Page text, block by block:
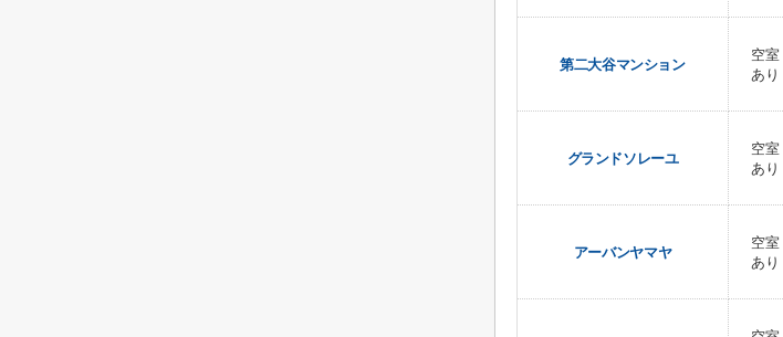
第二大谷マンション
空室
あり
グランドソレーユ
空室
あり
アーバンヤマヤ
空室
あり